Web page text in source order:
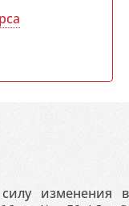
изменения в